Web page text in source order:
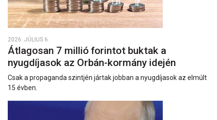
2026. JÚLIUS 6.
Átlagosan 7 millió forintot buktak a
nyugdíjasok az Orbán-kormány idején
Csak a propaganda szintjén jártak jobban a nyugdíjasok az elmúlt
15 évben.